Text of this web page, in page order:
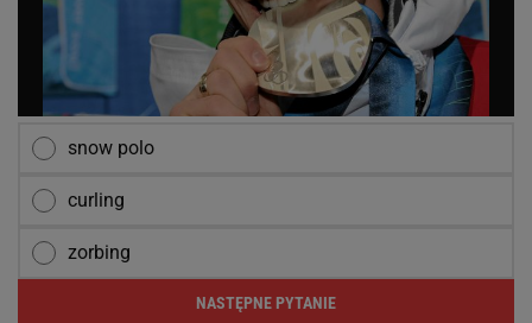
snow polo
curling
zorbing
NASTĘPNE PYTANIE